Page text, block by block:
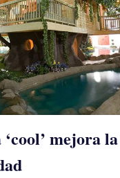
mejora la